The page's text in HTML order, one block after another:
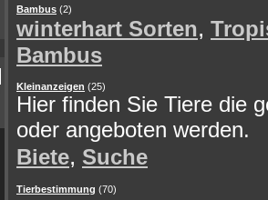
Bambus (2)
winterhart Sorten,
Bambus
Kleinanzeigen (25)
Hier finden Sie Tiere die
oder angeboten werden.
Biete, Suche
Tierbestimmung (70)